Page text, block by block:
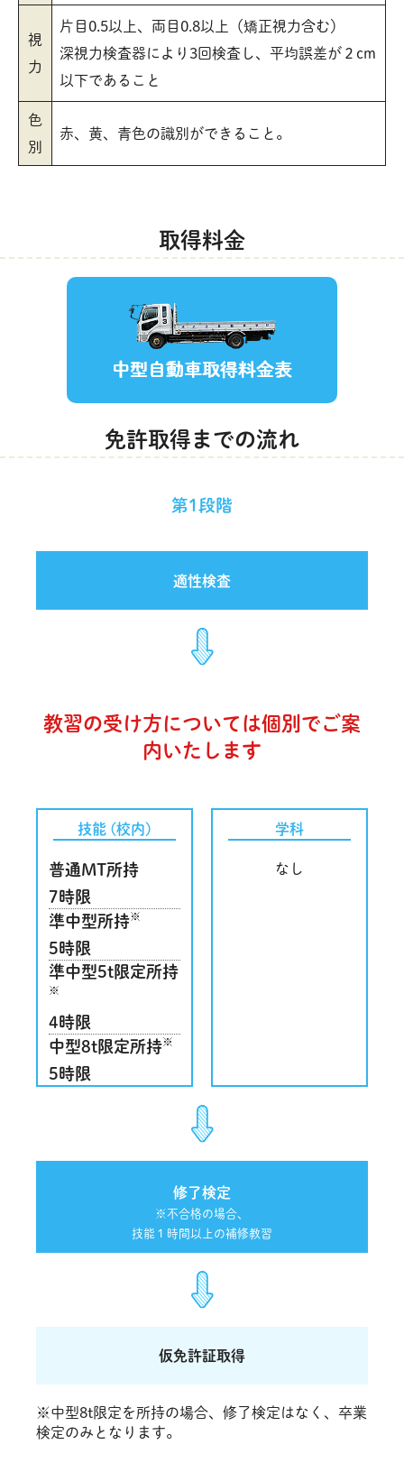
視
力
片目0.5以上、両目0.8以上（矯正視力含む）
深視力検査器により3回検査し、平均誤差が２cm
以下であること
色
別
赤、黄、青色の識別ができること。
取得料金
免許取得までの流れ
第1段階
適性検査
教習の受け方については個別でご案
内いたします
技能 (校内)
普通MT所持
7時限
準中型所持※
5時限
準中型5t限定所持
※
4時限
中型8t限定所持※
5時限
学科
なし
修了検定
※不合格の場合、
技能１時間以上の補修教習
仮免許証取得
※中型8t限定を所持の場合、修了検定はなく、卒業
検定のみとなります。